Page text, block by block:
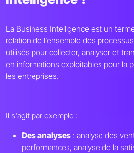
La Business Intelligence est un
relation de l’ensemble des
utilisés pour collecter, analyser et
en informations exploitables pour la
les entreprises.
Il s'agit par exemple :
Des analyses : analyse des
performances, analyse de la